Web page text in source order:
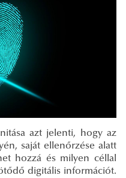
azt jelenti, hogy az
saját ellenőrzése alatt
hozzá és milyen céllal
digitális információt.